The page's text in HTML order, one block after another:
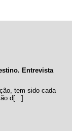
Entrevista
tem sido cada
d[...]